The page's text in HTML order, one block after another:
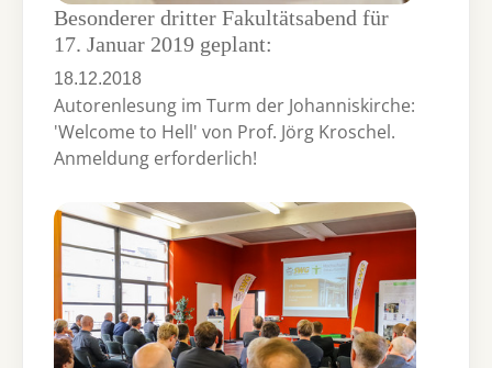
Besonderer dritter Fakultätsabend für
17. Januar 2019 geplant:
18.12.2018
Autorenlesung im Turm der Johanniskirche:
'Welcome to Hell' von Prof. Jörg Kroschel.
Anmeldung erforderlich!